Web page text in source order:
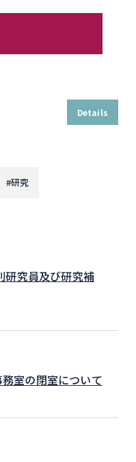
Details
#研究
研究員及び研究補
室の閉室について